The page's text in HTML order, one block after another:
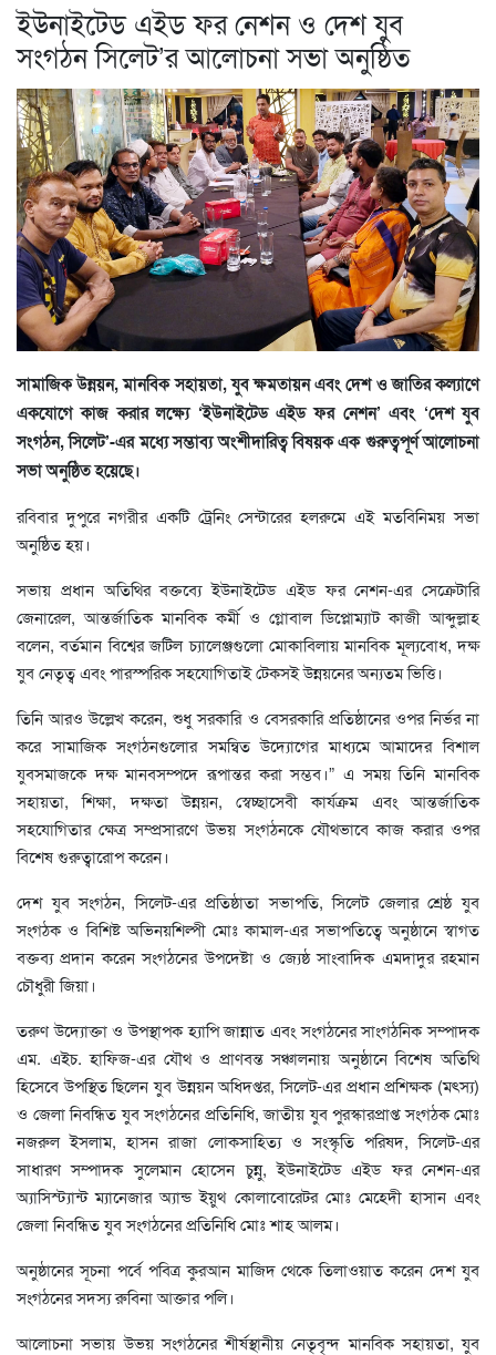
ইউনাইটেড এইড ফর নেশন ও দেশ যুব
সংগঠন সিলেট’র আলোচনা সভা অনুষ্ঠিত
সামাজিক উন্নয়ন, মানবিক সহায়তা, যুব ক্ষমতায়ন এবং দেশ ও জাতির কল্যাণে
একযোগে কাজ করার লক্ষ্যে ‘ইউনাইটেড এইড ফর নেশন’ এবং ‘দেশ যুব
সংগঠন, সিলেট’-এর মধ্যে সম্ভাব্য অংশীদারিত্ব বিষয়ক এক গুরুত্বপূর্ণ আলোচনা
সভা অনুষ্ঠিত হয়েছে।
রবিবার দুপুরে নগরীর একটি ট্রেনিং সেন্টারের হলরুমে এই মতবিনিময় সভা
অনুষ্ঠিত হয়।
সভায় প্রধান অতিথির বক্তব্যে ইউনাইটেড এইড ফর নেশন-এর সেক্রেটারি
জেনারেল, আন্তর্জাতিক মানবিক কর্মী ও গ্লোবাল ডিপ্লোম্যাট কাজী আব্দুল্লাহ
বলেন, বর্তমান বিশ্বের জটিল চ্যালেঞ্জগুলো মোকাবিলায় মানবিক মূল্যবোধ, দক্ষ
যুব নেতৃত্ব এবং পারস্পরিক সহযোগিতাই টেকসই উন্নয়নের অন্যতম ভিত্তি।
তিনি আরও উল্লেখ করেন, শুধু সরকারি ও বেসরকারি প্রতিষ্ঠানের ওপর নির্ভর না
করে সামাজিক সংগঠনগুলোর সমন্বিত উদ্যোগের মাধ্যমে আমাদের বিশাল
যুবসমাজকে দক্ষ মানবসম্পদে রূপান্তর করা সম্ভব।” এ সময় তিনি মানবিক
সহায়তা, শিক্ষা, দক্ষতা উন্নয়ন, স্বেচ্ছাসেবী কার্যক্রম এবং আন্তর্জাতিক
সহযোগিতার ক্ষেত্র সম্প্রসারণে উভয় সংগঠনকে যৌথভাবে কাজ করার ওপর
বিশেষ গুরুত্বারোপ করেন।
দেশ যুব সংগঠন, সিলেট-এর প্রতিষ্ঠাতা সভাপতি, সিলেট জেলার শ্রেষ্ঠ যুব
সংগঠক ও বিশিষ্ট অভিনয়শিল্পী মোঃ কামাল-এর সভাপতিত্বে অনুষ্ঠানে স্বাগত
বক্তব্য প্রদান করেন সংগঠনের উপদেষ্টা ও জ্যেষ্ঠ সাংবাদিক এমদাদুর রহমান
চৌধুরী জিয়া।
তরুণ উদ্যোক্তা ও উপস্থাপক হ্যাপি জান্নাত এবং সংগঠনের সাংগঠনিক সম্পাদক
এম. এইচ. হাফিজ-এর যৌথ ও প্রাণবন্ত সঞ্চালনায় অনুষ্ঠানে বিশেষ অতিথি
হিসেবে উপস্থিত ছিলেন যুব উন্নয়ন অধিদপ্তর, সিলেট-এর প্রধান প্রশিক্ষক (মৎস্য)
ও জেলা নিবন্ধিত যুব সংগঠনের প্রতিনিধি, জাতীয় যুব পুরস্কারপ্রাপ্ত সংগঠক মোঃ
নজরুল ইসলাম, হাসন রাজা লোকসাহিত্য ও সংস্কৃতি পরিষদ, সিলেট-এর
সাধারণ সম্পাদক সুলেমান হোসেন চুন্নু, ইউনাইটেড এইড ফর নেশন-এর
অ্যাসিস্ট্যান্ট ম্যানেজার অ্যান্ড ইয়ুথ কোলাবোরেটর মোঃ মেহেদী হাসান এবং
জেলা নিবন্ধিত যুব সংগঠনের প্রতিনিধি মোঃ শাহ আলম।
অনুষ্ঠানের সূচনা পর্বে পবিত্র কুরআন মাজিদ থেকে তিলাওয়াত করেন দেশ যুব
সংগঠনের সদস্য রুবিনা আক্তার পলি।
আলোচনা সভায় উভয় সংগঠনের শীর্ষস্থানীয় নেতৃবৃন্দ মানবিক সহায়তা, যুব